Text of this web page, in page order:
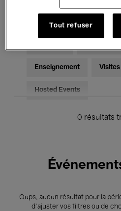
Enseignement
Hosted Events
0 résultats
Oups, aucun résultat pour la
d’ajuster vos filtres ou de
Tout refuser